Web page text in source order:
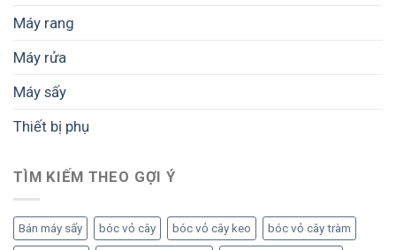
Máy rang
Máy rửa
Máy sấy
Thiết bị phụ
TÌM KIẾM THEO GỢI Ý
Bán máy sấy bóc vỏ cây bóc vỏ cây keo bóc vỏ cây tràm